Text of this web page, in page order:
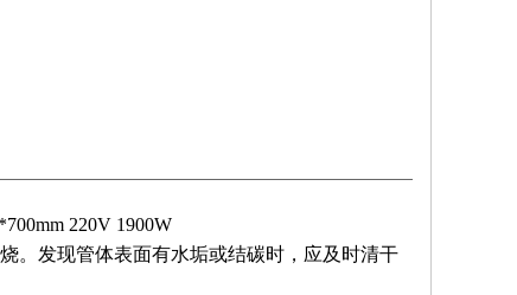
220V 1900W
。发现管体表面有水垢或结碳时，应及时清干